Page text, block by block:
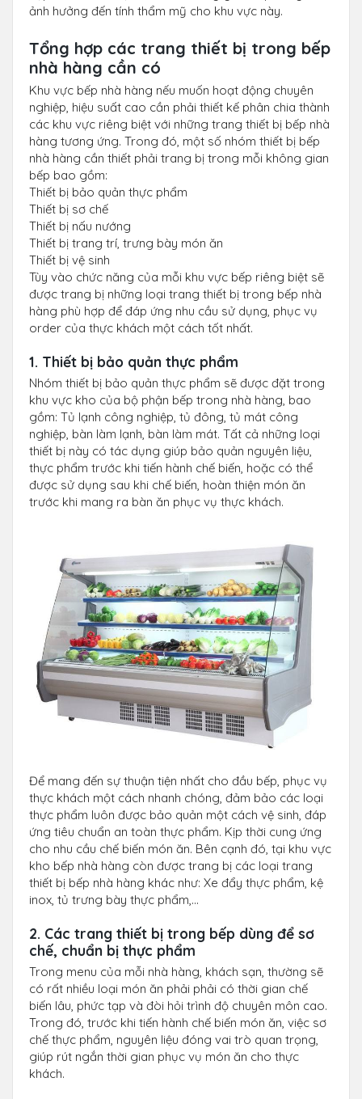
ảnh hưởng đến tính thẩm mỹ cho khu vực này.
Tổng hợp các trang thiết bị trong bếp
nhà hàng cần có
Khu vực bếp nhà hàng nếu muốn hoạt động chuyên
nghiệp, hiệu suất cao cần phải thiết kế phân chia thành
các khu vực riêng biệt với những trang thiết bị bếp nhà
hàng tương ứng. Trong đó, một số nhóm thiết bị bếp
nhà hàng cần thiết phải trang bị trong mỗi không gian
bếp bao gồm:
Thiết bị bảo quản thực phẩm
Thiết bị sơ chế
Thiết bị nấu nướng
Thiết bị trang trí, trưng bày món ăn
Thiết bị vệ sinh
Tùy vào chức năng của mỗi khu vực bếp riêng biệt sẽ
được trang bị những loại trang thiết bị trong bếp nhà
hàng phù hợp để đáp ứng nhu cầu sử dụng, phục vụ
order của thực khách một cách tốt nhất.
1. Thiết bị bảo quản thực phẩm
Nhóm thiết bị bảo quản thực phẩm sẽ được đặt trong
khu vực kho của bộ phận bếp trong nhà hàng, bao
gồm: Tủ lạnh công nghiệp, tủ đông, tủ mát công
nghiệp, bàn làm lạnh, bàn làm mát. Tất cả những loại
thiết bị này có tác dụng giúp bảo quản nguyên liệu,
thực phẩm trước khi tiến hành chế biến, hoặc có thể
được sử dụng sau khi chế biến, hoàn thiện món ăn
trước khi mang ra bàn ăn phục vụ thực khách.
Để mang đến sự thuận tiện nhất cho đầu bếp, phục vụ
thực khách một cách nhanh chóng, đảm bảo các loại
thực phẩm luôn được bảo quản một cách vệ sinh, đáp
ứng tiêu chuẩn an toàn thực phẩm. Kịp thời cung ứng
cho nhu cầu chế biến món ăn. Bên cạnh đó, tại khu vực
kho bếp nhà hàng còn được trang bị các loại trang
thiết bị bếp nhà hàng khác như: Xe đẩy thực phẩm, kệ
inox, tủ trưng bày thực phẩm,…
2. Các trang thiết bị trong bếp dùng để sơ
chế, chuẩn bị thực phẩm
Trong menu của mỗi nhà hàng, khách sạn, thường sẽ
có rất nhiều loại món ăn phải phải có thời gian chế
biến lâu, phức tạp và đòi hỏi trình độ chuyên môn cao.
Trong đó, trước khi tiến hành chế biến món ăn, việc sơ
chế thực phẩm, nguyên liệu đóng vai trò quan trọng,
giúp rút ngắn thời gian phục vụ món ăn cho thực
khách.